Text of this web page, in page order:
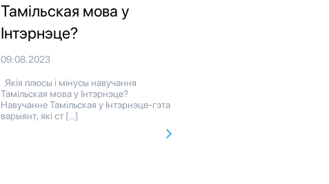
Тамільская мова у
Інтэрнэце?
09.08.2023
Якія плюсы і мінусы навучання
Тамільская мова у Інтэрнэце?
Навучанне Тамільская у Інтэрнэце-гэта
варыянт, які ст […]